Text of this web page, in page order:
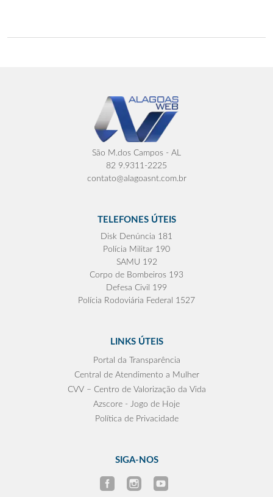
São M.dos Campos - AL
82 9.9311-2225
contato@alagoasnt.com.br
TELEFONES ÚTEIS
Disk Denúncia 181
Polícia Militar 190
SAMU 192
Corpo de Bombeiros 193
Defesa Civil 199
Polícia Rodoviária Federal 1527
LINKS ÚTEIS
Portal da Transparência
Central de Atendimento a Mulher
CVV – Centro de Valorização da Vida
Azscore - Jogo de Hoje
Política de Privacidade
SIGA-NOS